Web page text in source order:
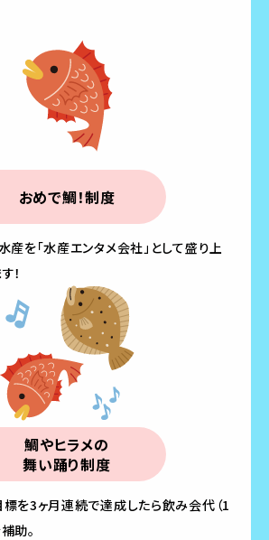
おめで鯛！制度
産を「水産エンタメ会社」として盛り上
！
鯛やヒラメの
舞い踊り制度
を3ヶ月連続で達成したら飲み会代（1
助。